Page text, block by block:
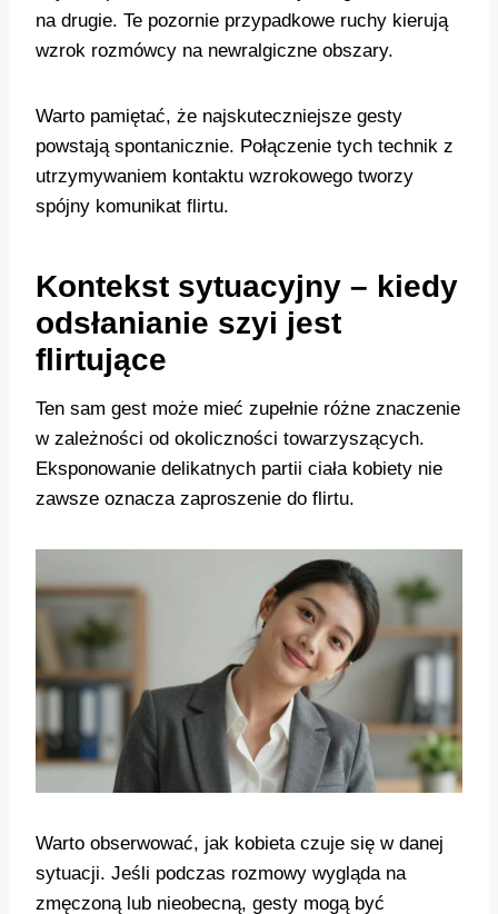
na drugie. Te pozornie przypadkowe ruchy kierują
wzrok rozmówcy na newralgiczne obszary.
Warto pamiętać, że najskuteczniejsze gesty
powstają spontanicznie. Połączenie tych technik z
utrzymywaniem kontaktu wzrokowego tworzy
spójny komunikat flirtu.
Kontekst sytuacyjny – kiedy
odsłanianie szyi jest
flirtujące
Ten sam gest może mieć zupełnie różne znaczenie
w zależności od okoliczności towarzyszących.
Eksponowanie delikatnych partii ciała kobiety nie
zawsze oznacza zaproszenie do flirtu.
Warto obserwować, jak kobieta czuje się w danej
sytuacji. Jeśli podczas rozmowy wygląda na
zmęczoną lub nieobecną, gesty mogą być